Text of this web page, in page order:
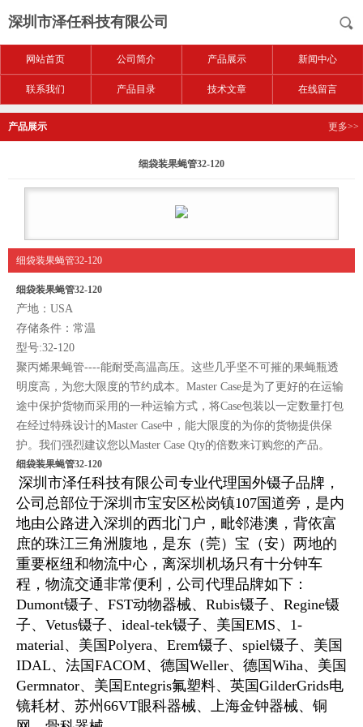
深圳市泽任科技有限公司
网站首页 公司简介 产品展示 新闻中心
联系我们 产品目录 技术文章 在线留言
产品展示 更多>>
细袋装果蝇管32-120
细袋装果蝇管32-120
细袋装果蝇管32-120
产地：USA
存储条件：常温
型号:32-120
聚丙烯果蝇管----能耐受高温高压。这些几乎坚不可摧的果蝇瓶透
明度高，为您大限度的节约成本。Master Case是为了更好的在运输
途中保护货物而采用的一种运输方式，将Case包装以一定数量打包
在经过特殊设计的Master Case中，能大限度的为你的货物提供保
护。我们强烈建议您以Master Case Qty的倍数来订购您的产品。
细袋装果蝇管32-120
深圳市泽任科技有限公司专业代理国外镊子品牌，
公司总部位于深圳市宝安区松岗镇107国道旁，是内
地由公路进入深圳的西北门户，毗邻港澳，背依富
庶的珠江三角洲腹地，是东（莞）宝（安）两地的
重要枢纽和物流中心，离深圳机场只有十分钟车
程，物流交通非常便利，公司代理品牌如下：
Dumont镊子、FST动物器械、Rubis镊子、 Regine镊
子、Vetus镊子、 ideal-tek镊子、美国EMS、1-
material、美国Polyera、Erem镊子、spiel镊子、美国
IDAL、法国FACOM、德国Weller、德国Wiha、美国
Germnator、美国Entegris氟塑料、英国GilderGrids电
镜耗材、苏州66VT眼科器械、上海金钟器械、铜